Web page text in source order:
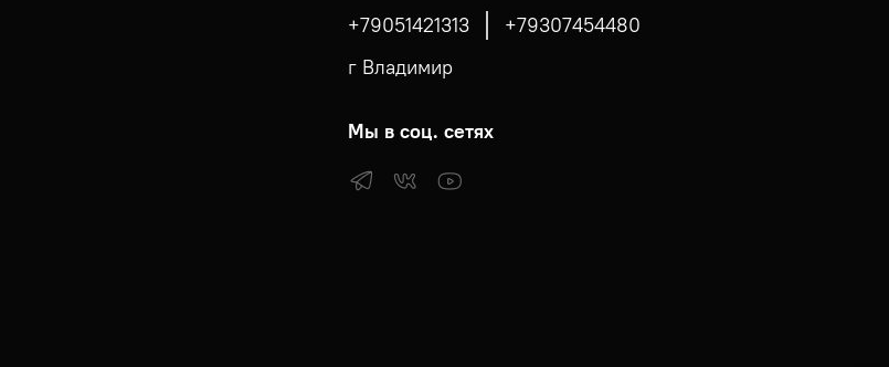
+79051421313
+79307454480
г Владимир
Мы в соц. сетях